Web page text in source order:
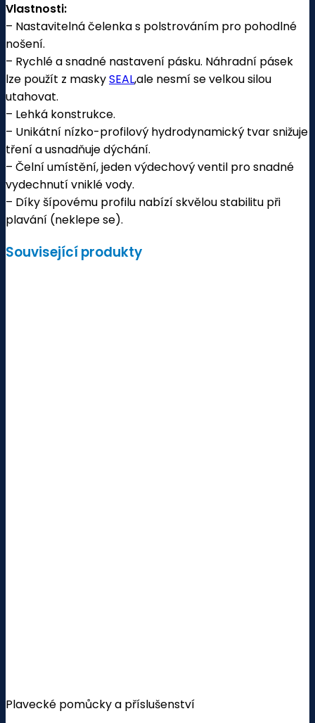
Vlastnosti:
– Nastavitelná čelenka s polstrováním pro pohodlné
nošení.
– Rychlé a snadné nastavení pásku. Náhradní pásek
lze použít z maskySEAL,ale nesmí se velkou silou
utahovat.
– Lehká konstrukce.
– Unikátní nízko-profilový hydrodynamický tvar snižuje
tření a usnadňuje dýchání.
– Čelní umístění, jeden výdechový ventil pro snadné
vydechnutí vniklé vody.
– Díky šípovému profilu nabízí skvělou stabilitu při
plavání (neklepe se).
Související produkty
Plavecké pomůcky a příslušenství